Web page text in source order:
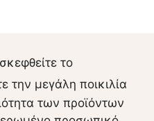
το
την μεγάλη ποικιλία
των προϊόντων